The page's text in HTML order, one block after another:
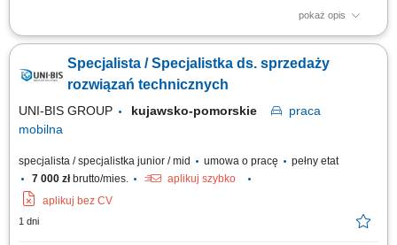
pokaż opis
Kogo szukamy: Poszukujemy Specjalisty/Specjalistki ds. Maszyn
zagadnieniami technicznymi. Zadania: Zarządzanie ofertą maszyn
używanych – analiza, wycena, comiesięczna aktualizacja oferty;
Specjalista / Specjalistka ds. sprzedaży
rozwiązań technicznych
UNI-BIS GROUP kujawsko-pomorskie
praca
mobilna
specjalista / specjalistka junior / mid umowa o pracę
pełny etat
7 000 złbrutto/mies.
aplikuj szybko
aplikuj bez CV
1 dni